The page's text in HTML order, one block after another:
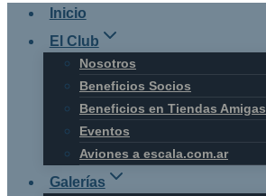
Inicio
El Club
Nosotros
Beneficios Socios
Beneficios en Tiendas Amigas
Eventos
Aviones a escala.com.ar
Galerías